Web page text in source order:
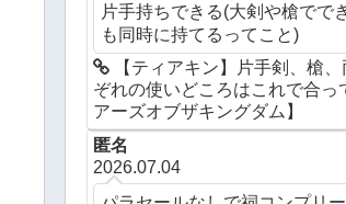
片手持ちできる(大剣や槍でで
も同時に持てるってこと)
【ティアキン】片手剣、槍
ぞれの使いどころはこれで合っ
アーズオブザキングダム】
匿名
2026.07.04